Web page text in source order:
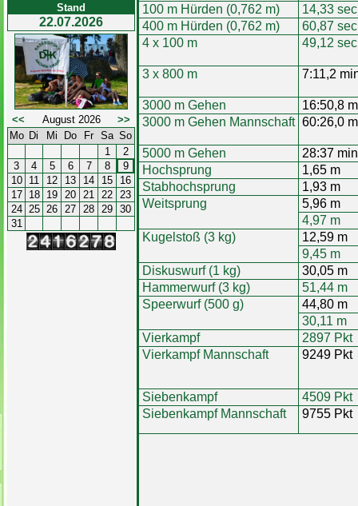
Stand
22.07.2026
<< >>
August 2026
Mo Di Mi Do Fr Sa So
1
2
3
4 5 6 7 8
9
10
11 12 13 14 15
16
17
18 19 20 21 22 23
24 25 26 27 28 29 30
31
100 m Hürden (0,762 m)
14,33 sec
400 m Hürden (0,762 m)
60,87 sec
4 x 100 m
49,12 sec
3 x 800 m 7:11,2
3000 m Gehen
16:50,8
3000 m Gehen Mannschaft 60:26,0
5000 m Gehen
28:37 min
Hochsprung
1,65 m
Stabhochsprung
1,93 m
Weitsprung
5,96 m
4,97 m
Kugelstoß (3 kg)
12,59 m
9,45 m
Diskuswurf (1 kg)
30,05 m
Hammerwurf (3 kg)
51,44 m
Speerwurf (500 g)
44,80 m
30,11 m
Vierkampf
2897 Pkt
Vierkampf Mannschaft
9249 Pkt
Siebenkampf
4509 Pkt
Siebenkampf Mannschaft
9755 Pkt